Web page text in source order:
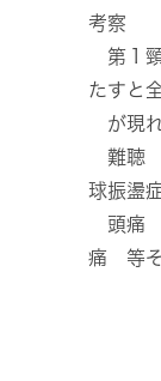
考察
第１頸
たすと
が現
難聴
球振盪
頭痛
痛 等そ